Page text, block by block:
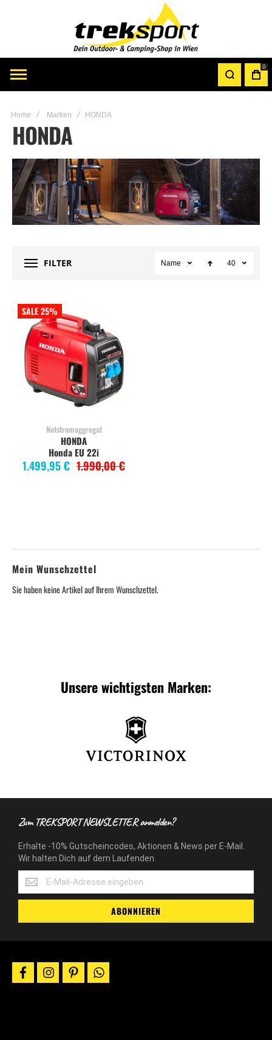
0
Home Marken HONDA
HONDA
FILTER Name 40
SALE 25%
Notstromaggregat
Honda EU 22i
1.499,95 € 1.990,00 €
HONDA
Mein Wunschzettel
Sie haben keine Artikel auf Ihrem Wunschzettel.
Unsere wichtigsten Marken:
Zum TREKSPORT NEWSLETTER anmelden?
Erhalte -10% Gutscheincodes, Aktionen & News per E-Mail.
Wir halten Dich auf dem Laufenden.
Erhalte
-10%
Gutscheincodes,
&
E-
Mail.
Wir
ABONNIEREN
facebookinstagrampinterestwhatsapp